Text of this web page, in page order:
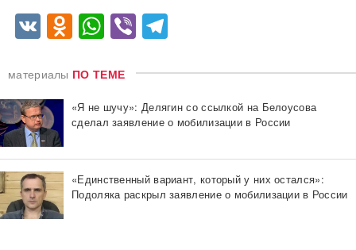
VKOdnoklassniki
WhatsApp
Viber
материалы ПО ТЕМЕ
«Я не шучу»: Делягин со ссылкой на Белоусова
сделал заявление о мобилизации в России
«Единственный вариант, который у них остался»:
Подоляка раскрыл заявление о мобилизации в России